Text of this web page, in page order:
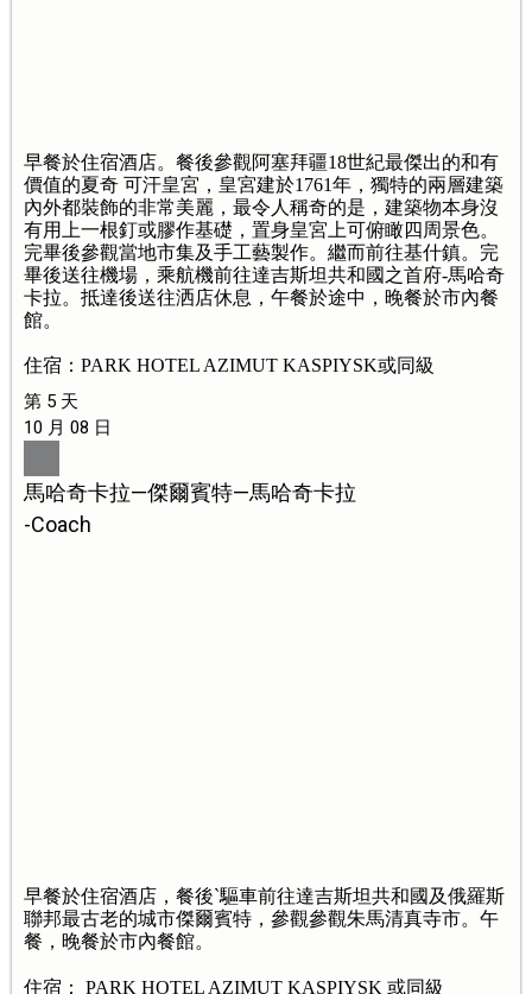
早餐於住宿酒店。餐後參觀阿塞拜疆18世紀最傑出的和有
價值的夏奇 可汗皇宮，皇宮建於1761年，獨特的兩層建築
內外都裝飾的非常美麗，最令人稱奇的是，建築物本身沒
有用上一根釘或膠作基礎，置身皇宮上可俯瞰四周景色。
完畢後參觀當地市集及手工藝製作。繼而前往基什鎮。完
畢後送往機場，乘航機前往達吉斯坦共和國之首府-馬哈奇
卡拉。抵達後送往洒店休息，午餐於途中，晚餐於市內餐
館。
住宿：PARK HOTEL AZIMUT KASPIYSK或同級
第 5 天
10 月 08 日
馬哈奇卡拉—傑爾賓特—馬哈奇卡拉
-Coach
早餐於住宿酒店，餐後`驅車前往達吉斯坦共和國及俄羅斯
聯邦最古老的城市傑爾賓特，參觀參觀朱馬清真寺市。午
餐，晚餐於市內餐館。
住宿： PARK HOTEL AZIMUT KASPIYSK 或同級